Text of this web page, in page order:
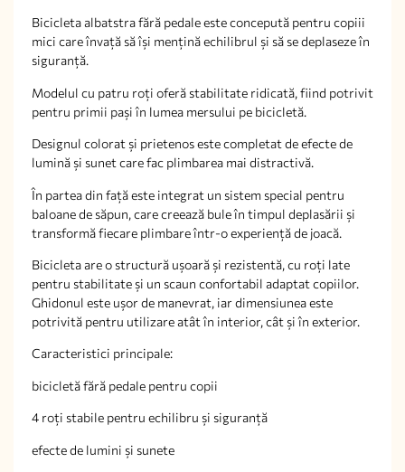
Bicicleta albatstra fără pedale este concepută pentru copiii
mici care învață să își mențină echilibrul și să se deplaseze în
siguranță.
Modelul cu patru roți oferă stabilitate ridicată, fiind potrivit
pentru primii pași în lumea mersului pe bicicletă.
Designul colorat și prietenos este completat de efecte de
lumină și sunet care fac plimbarea mai distractivă.
În partea din față este integrat un sistem special pentru
baloane de săpun, care creează bule în timpul deplasării și
transformă fiecare plimbare într-o experiență de joacă.
Bicicleta are o structură ușoară și rezistentă, cu roți late
pentru stabilitate și un scaun confortabil adaptat copiilor.
Ghidonul este ușor de manevrat, iar dimensiunea este
potrivită pentru utilizare atât în interior, cât și în exterior.
Caracteristici principale:
bicicletă fără pedale pentru copii
4 roți stabile pentru echilibru și siguranță
efecte de lumini și sunete